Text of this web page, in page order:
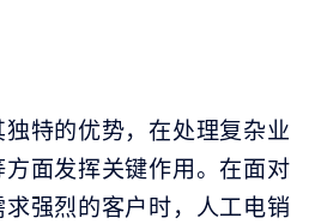
特的优势，在处理复杂业
面发挥关键作用。在面对
强烈的客户时，人工电销